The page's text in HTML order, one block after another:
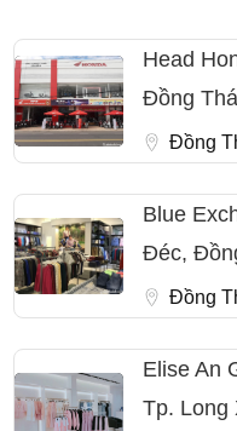
Head
Đồng
Đồng
Blue
Đéc,
Đồng
Elise An
Tp. Long